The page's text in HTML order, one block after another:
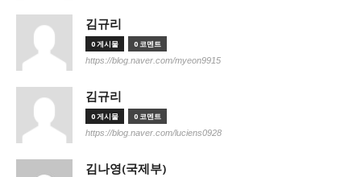
김규리
0 게시물 0 코멘트
https://blog.naver.com/myeon9915
김규리
0 게시물 0 코멘트
https://blog.naver.com/luciens0928
김나영(국제부)